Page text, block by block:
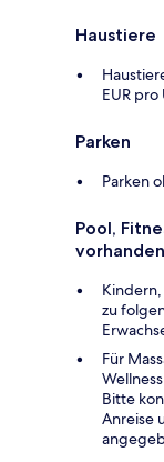
Haustiere
EUR
Parken
Parken
Pool,
zu
Für
Bitte
Anreise